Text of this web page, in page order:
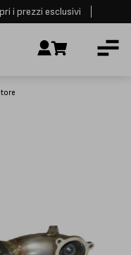
i prezzi esclusivi
23 Agosto. I nuovi ordini